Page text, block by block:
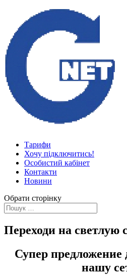
Тарифи
Хочу підключитись!
Особистий кабінет
Контакти
Новини
Обрати сторінку
Переходи на светлую
Супер предложение
нашу